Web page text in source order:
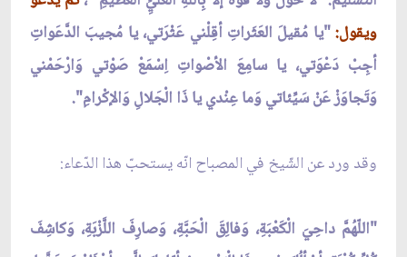
ويقول:"يا مُقيلَ العَثَراتِ أقِلْني عَثْرَتي، يا مُجيبَ الدَّعَواتِ
أجِبْ دَعْوَتي، يا سامِعَ الأصْواتِ اِسْمَعْ صَوْتي وَارْحَمْني
وَتَجاوَزْ عَنْ سَيِّئاتي وَما عِنْدي يا ذَا الْجَلالِ وَالإكْرامِ".
وقد ورد عن الشّيخ في المصباح انّه يستحبّ هذا الدّعاء:
"اللّهُمَّ داحِيَ الْكَعْبَةِ، وَفالِقَ الْحَبَّةِ، وَصارِفَ اللَّزْبَةِ، وَكاشِفَ